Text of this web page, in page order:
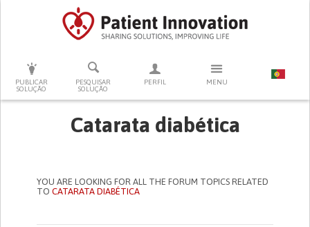
PUBLICAR
SOLUÇÃO
PESQUISAR
SOLUÇÃO
PERFIL MENU
PRESSIONE ENTER PARA PESQUISAR
Catarata diabética
YOU ARE LOOKING FOR ALL THE FORUM TOPICS RELATED
TOCATARATA DIABÉTICA